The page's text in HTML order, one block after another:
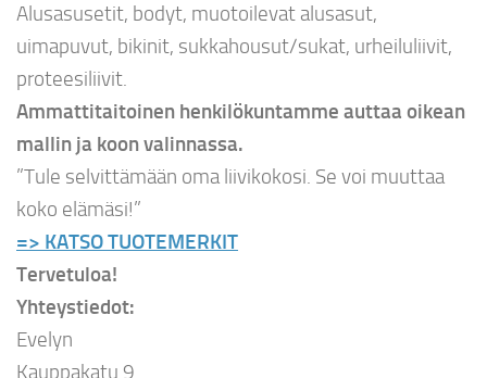
Alusasusetit, bodyt, muotoilevat alusasut,
uimapuvut, bikinit, sukkahousut/sukat, urheiluliivit,
proteesiliivit.
Ammattitaitoinen henkilökuntamme auttaa oikean
mallin ja koon valinnassa.
”Tule selvittämään oma liivikokosi. Se voi muuttaa
koko elämäsi!”
=> KATSO TUOTEMERKIT
Tervetuloa!
Yhteystiedot:
Evelyn
Kauppakatu 9